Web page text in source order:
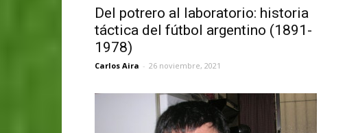
Del potrero al laboratorio: historia
táctica del fútbol argentino (1891-
1978)
Carlos Aira - 26 noviembre, 2021